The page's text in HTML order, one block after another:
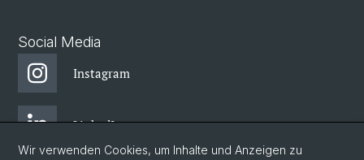
Social Media
Instagram
LinkedIn
Wir verwenden Cookies, um Inhalte und Anzeigen zu